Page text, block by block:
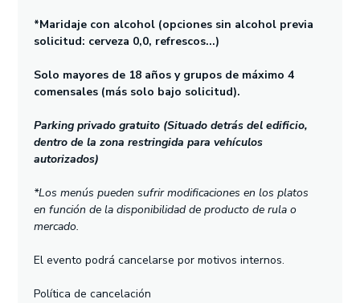
*Maridaje con alcohol (opciones sin alcohol previa
solicitud: cerveza 0,0, refrescos...)
Solo mayores de 18 años y grupos de máximo 4
comensales (más solo bajo solicitud).
Parking privado gratuito (Situado detrás del edificio,
dentro de la zona restringida para vehículos
autorizados)
*Los menús pueden sufrir modificaciones en los platos
en función de la disponibilidad de producto de rula o
mercado.
El evento podrá cancelarse por motivos internos.
Política de cancelación